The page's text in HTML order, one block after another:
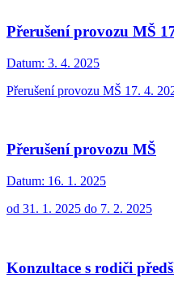
Přerušení provozu MŠ
Datum: 3. 4. 2025
Přerušení provozu MŠ 17. 4.
Přerušení provozu MŠ
Datum: 16. 1. 2025
od 31. 1. 2025 do 7. 2. 2025
Konzultace s rodiči